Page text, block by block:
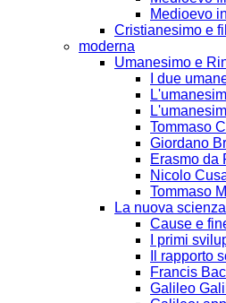
Medioevo
Cristianesimo e
moderna
Umanesimo e
I due
Tommaso
Giordano
Erasmo da
Nicolo
Tommaso
La nuova scienza
Cause e
I primi
Il rapporto
Francis
Galileo